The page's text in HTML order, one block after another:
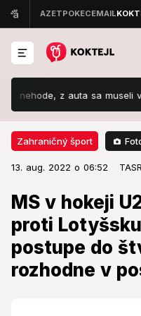
z auta sa museli vyplaziť:
Zahraničný šport
13. aug. 2022 o 06:52
MS v hokeji
proti
postupe do
rozhodne v
Zahraničný šport 13.
MS v hokeji
proti Lotyšsku
postupe do
rozhodne v
Slovenskí hokejisti do
treťom zápase na MS v